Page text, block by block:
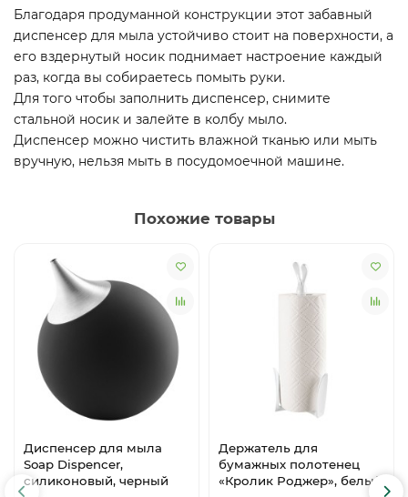
Благодаря продуманной конструкции этот забавный
диспенсер для мыла устойчиво стоит на поверхности, а
его вздернутый носик поднимает настроение каждый
раз, когда вы собираетесь помыть руки.
Для того чтобы заполнить диспенсер, снимите
стальной носик и залейте в колбу мыло.
Диспенсер можно чистить влажной тканью или мыть
вручную, нельзя мыть в посудомоечной машине.
Похожие товары
Диспенсер для мыла
Soap Dispencer,
силиконовый, черный
Держатель для
бумажных полотенец
«Кролик Роджер», белый